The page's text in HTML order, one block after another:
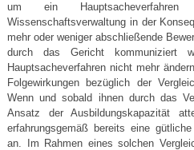
um ein
Wissenschaftsverwaltung in der
mehr oder weniger abschließende
durch das Gericht
Hauptsacheverfahren nicht mehr
Folgewirkungen bezüglich der
Wenn und sobald ihnen durch das
Ansatz der Ausbildungskapazität
erfahrungsgemäß bereits eine
an. Im Rahmen eines solchen